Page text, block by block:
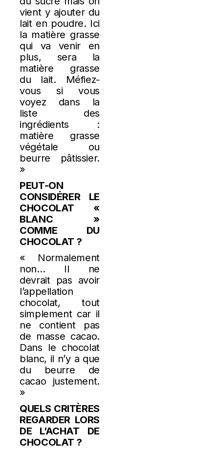
vient y ajouter du
lait en poudre. Ici
la matière grasse
qui va venir en
plus, sera la
matière grasse
du lait. Méfiez-
vous si vous
voyez dans la
liste des
ingrédients :
matière grasse
végétale ou
beurre pâtissier.
»
PEUT-ON
CONSIDÉRER LE
CHOCOLAT «
BLANC »
COMME DU
CHOCOLAT ?
« Normalement
non… Il ne
devrait pas avoir
l’appellation
chocolat, tout
simplement car il
ne contient pas
de masse cacao.
Dans le chocolat
blanc, il n’y a que
du beurre de
cacao justement.
»
QUELS CRITÈRES
REGARDER LORS
DE L’ACHAT DE
CHOCOLAT ?